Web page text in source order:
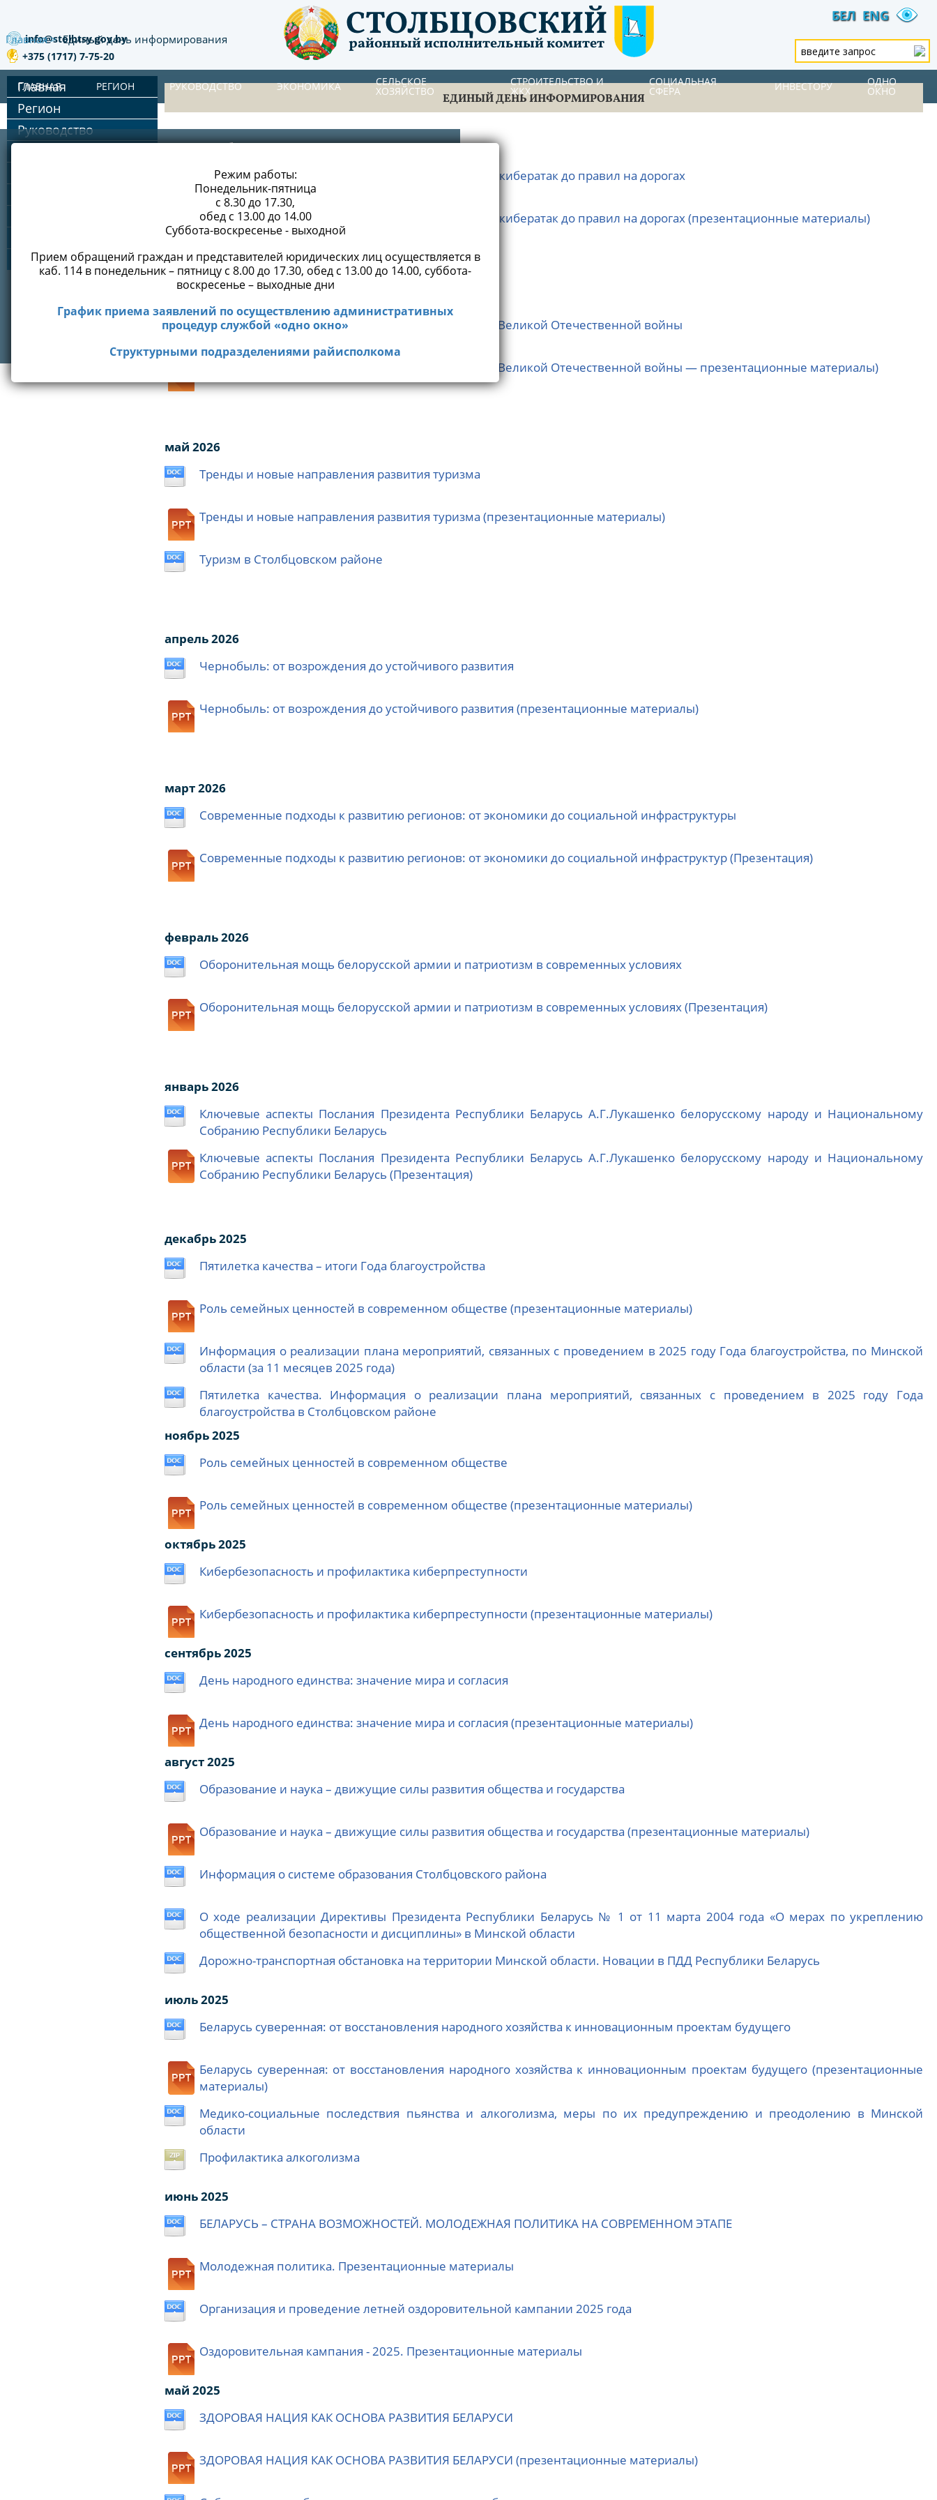
info@stolbtsy.gov.by
+375 (1717) 7-75-20
СТОЛБЦОВСКИЙ
районный исполнительный комитет
БЕЛ ENG
ГЛАВНАЯ РЕГИОН РУКОВОДСТВО ЭКОНОМИКА СЕЛЬСКОЕ
ХОЗЯЙСТВО
СТРОИТЕЛЬСТВО И
ЖКХ
СОЦИАЛЬНАЯ
СФЕРА ИНВЕСТОРУ ОДНО
ОКНО
АДРЕС: 222666, г. Столбцы, ул. Ленинская, 45
РЕЖИМ РАБОТЫ
Режим работы:
Понедельник-пятница
с 8.30 до 17.30,
обед с 13.00 до 14.00
Суббота-воскресенье - выходной
Прием обращений граждан и представителей юридических лиц осуществляется в
каб. 114 в понедельник – пятницу с 8.00 до 17.30, обед с 13.00 до 14.00, суббота-
воскресенье – выходные дни
График приема заявлений по осуществлению административных
процедур службой «одно окно»
Cтруктурными подразделениями райисполкома
ТЕЛЕФОН/ФАКС:+375 (1717) 5-10-00
info@stolbtsy.gov.by(для деловой переписки)
ТЕЛЕФОН «ГОРЯЧЕЙ ЛИНИИ» РАЙИСПОЛКОМА:+375 (1717) 7-75-20
Время работы горячей линии с 8.30 до 13.00
Главная Единый день информирования
Главная
Регион
Руководство
одно окно
ЕДИНЫЙ ДЕНЬ ИНФОРМИРОВАНИЯ
июль 2026
Обеспечение безопасности жизнедеятельности от кибератак до правил на дорогах
Обеспечение безопасности жизнедеятельности от кибератак до правил на дорогах (презентационные материалы)
Память во имя будущего (к 85-й годовщине начала Великой Отечественной войны
Память во имя будущего (к 85-й годовщине начала Великой Отечественной войны — презентационные материалы)
май 2026
Тренды и новые направления развития туризма
Тренды и новые направления развития туризма (презентационные материалы)
Туризм в Столбцовском районе
апрель 2026
Чернобыль: от возрождения до устойчивого развития
Чернобыль: от возрождения до устойчивого развития (презентационные материалы)
март 2026
Современные подходы к развитию регионов: от экономики до социальной инфраструктуры
Современные подходы к развитию регионов: от экономики до социальной инфраструктур (Презентация)
февраль 2026
Оборонительная мощь белорусской армии и патриотизм в современных условиях
Оборонительная мощь белорусской армии и патриотизм в современных условиях (Презентация)
январь 2026
Ключевые аспекты Послания Президента Республики Беларусь А.Г.Лукашенко белорусскому народу и Национальному
Собранию Республики Беларусь
Ключевые аспекты Послания Президента Республики Беларусь А.Г.Лукашенко белорусскому народу и Национальному
Собранию Республики Беларусь (Презентация)
декабрь 2025
Пятилетка качества – итоги Года благоустройства
Роль семейных ценностей в современном обществе (презентационные материалы)
Информация о реализации плана мероприятий, связанных с проведением в 2025 году Года благоустройства, по Минской
области (за 11 месяцев 2025 года)
Пятилетка качества. Информация о реализации плана мероприятий, связанных с проведением в 2025 году Года
благоустройства в Столбцовском районе
ноябрь 2025
Роль семейных ценностей в современном обществе
Роль семейных ценностей в современном обществе (презентационные материалы)
октябрь 2025
Кибербезопасность и профилактика киберпреступности
Кибербезопасность и профилактика киберпреступности (презентационные материалы)
сентябрь 2025
День народного единства: значение мира и согласия
День народного единства: значение мира и согласия (презентационные материалы)
август 2025
Образование и наука – движущие силы развития общества и государства
Образование и наука – движущие силы развития общества и государства (презентационные материалы)
Информация о системе образования Столбцовского района
О ходе реализации Директивы Президента Республики Беларусь № 1 от 11 марта 2004 года «О мерах по укреплению
общественной безопасности и дисциплины» в Минской области
Дорожно-транспортная обстановка на территории Минской области. Новации в ПДД Республики Беларусь
июль 2025
Беларусь суверенная: от восстановления народного хозяйства к инновационным проектам будущего
Беларусь суверенная: от восстановления народного хозяйства к инновационным проектам будущего (презентационные
материалы)
Медико-социальные последствия пьянства и алкоголизма, меры по их предупреждению и преодолению в Минской
области
Профилактика алкоголизма
июнь 2025
БЕЛАРУСЬ – СТРАНА ВОЗМОЖНОСТЕЙ. МОЛОДЕЖНАЯ ПОЛИТИКА НА СОВРЕМЕННОМ ЭТАПЕ
Молодежная политика. Презентационные материалы
Организация и проведение летней оздоровительной кампании 2025 года
Оздоровительная кампания - 2025. Презентационные материалы
май 2025
ЗДОРОВАЯ НАЦИЯ КАК ОСНОВА РАЗВИТИЯ БЕЛАРУСИ
ЗДОРОВАЯ НАЦИЯ КАК ОСНОВА РАЗВИТИЯ БЕЛАРУСИ (презентационные материалы)